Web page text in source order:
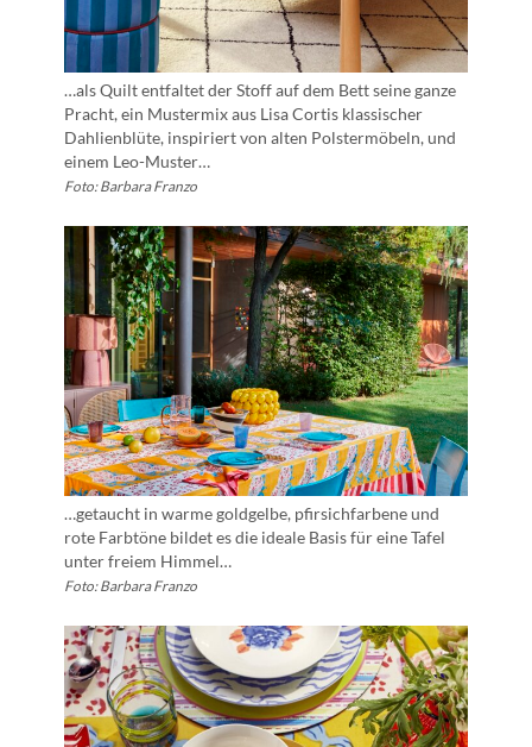
…als Quilt entfaltet der Stoff auf dem Bett seine ganze
Pracht, ein Mustermix aus Lisa Cortis klassischer
Dahlienblüte, inspiriert von alten Polstermöbeln, und
einem Leo-Muster…
Foto: Barbara Franzo
…getaucht in warme goldgelbe, pfirsichfarbene und
rote Farbtöne bildet es die ideale Basis für eine Tafel
unter freiem Himmel…
Foto: Barbara Franzo